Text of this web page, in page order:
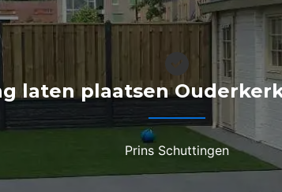
laten plaatsen
Prins Schuttingen